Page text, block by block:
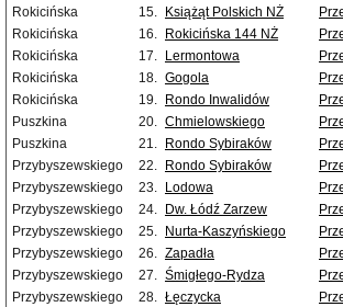
Rokicińska
15. Książąt Polskich NŻ
Rokicińska
16. Rokicińska 144 NŻ
Rokicińska
17. Lermontowa
Rokicińska
18. Gogola
Rokicińska
19. Rondo Inwalidów
Puszkina
20. Chmielowskiego
Puszkina
21. Rondo Sybiraków
Przybyszewskiego
22. Rondo Sybiraków
Przybyszewskiego
23. Lodowa
Przybyszewskiego
24. Dw. Łódź Zarzew
Przybyszewskiego
25. Nurta-Kaszyńskiego
Przybyszewskiego
26. Zapadła
Przybyszewskiego
27. Śmigłego-Rydza
Przybyszewskiego
28. Łęczycka